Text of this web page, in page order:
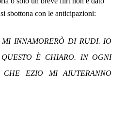
sbottona con le anticipazioni:
INNAMORERÒ DI RUDI. IO
È CHIARO. IN OGNI
CHE EZIO MI AIUTERANNO